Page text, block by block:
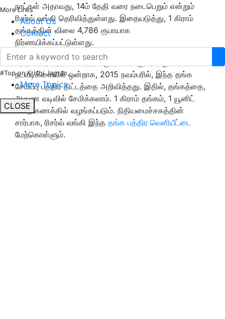
More Links
About Us
Contact
#Top on Krishi Jagran
More Topics
CLOSE
நாட்கள் அதாவது, 14ம் தேதி வரை நடைபெறும் என்றும்
ரிசர்வ் வங்கி தெரிவித்துள்ளது. இதையடுத்து, 1 கிராம்
தங்கத்தின் விலை 4,786 ரூபாயாக
நிர்ணயிக்கப்பட்டுள்ளது.
மத்திய அரசு, தங்கம் இறக்குமதியை குறைக்கும்
நடவடிக்கையில் ஒன்றாக, 2015 நவம்பரில், இந்த தங்க
சேமிப்பு பத்திர திட்டத்தை அறிவித்தது. இதில், தங்கத்தை,
ஆவண வடிவில் சேமிக்கலாம். 1 கிராம் தங்கம், 1 யூனிட்
என்ற கணக்கில் வழங்கப்படும். நிதியமைச்சகத்தின்
சார்பாக, ரிசர்வ் வங்கி இந்த தங்க பத்திர வெளியீட்டை
மேற்கொள்ளும்.